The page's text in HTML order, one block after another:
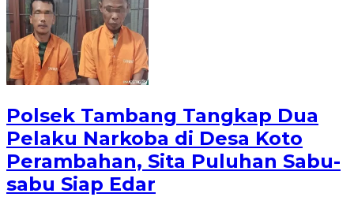
Polsek Tambang Tangkap Dua
Pelaku Narkoba di Desa Koto
Perambahan, Sita Puluhan Sabu-
sabu Siap Edar